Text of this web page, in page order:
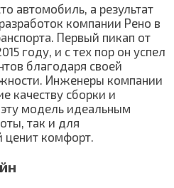
автомобиль, а результат
компании Рено в
Первый пикап от
году, и с тех пор он успел
благодаря своей
Инженеры компании
качеству сборки и
модель идеальным
так и для
ценит комфорт.